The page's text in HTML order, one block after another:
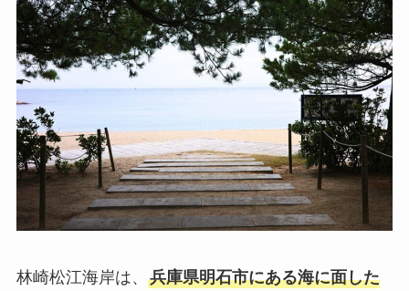
林崎松江海岸は、 兵庫県明石市にある海に面した